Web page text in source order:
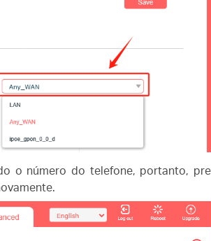
o número do telefone, portanto,